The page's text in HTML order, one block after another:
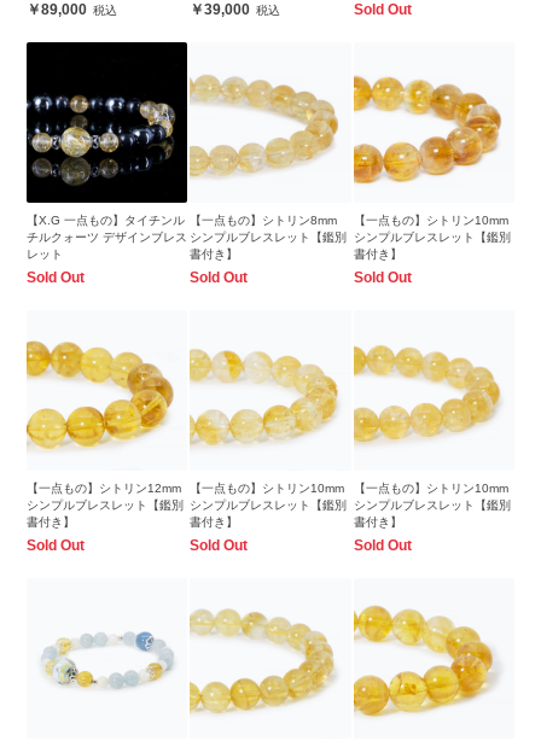
89,000 39,000 Sold Out
【X.G 一点もの】タイチンル
チルクォーツ デザインブレス
レット
Sold Out
【一点もの】シトリン8mm
シンプルブレスレット【鑑別
書付き】
Sold Out
【一点もの】シトリン10mm
シンプルブレスレット【鑑別
書付き】
Sold Out
【一点もの】シトリン12mm
シンプルブレスレット【鑑別
書付き】
Sold Out
【一点もの】シトリン10mm
シンプルブレスレット【鑑別
書付き】
Sold Out
【一点もの】シトリン10mm
シンプルブレスレット【鑑別
書付き】
Sold Out